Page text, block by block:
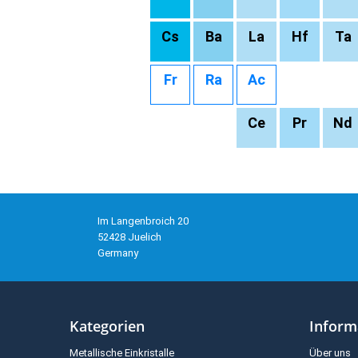
Cs Ba La Hf Ta
Fr Ra Ac
Ce Pr Nd
Im Langenbroich 20
52428 Juelich
Germany
Kategorien
Metallische Einkristalle Über uns